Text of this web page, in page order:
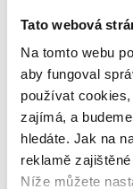
Tato webová
Na tomto webu
aby fungoval
používat
zajímá, a
hledáte. Jak na
reklamě
Níže můžete
juniorů,“ vysvětluje
soustředění
mít dokonce o jeden
nám také, jak takový
máme atletickou
zkoušíme herní
hráčkám
Trochu jinak ovšem
mají kvůli